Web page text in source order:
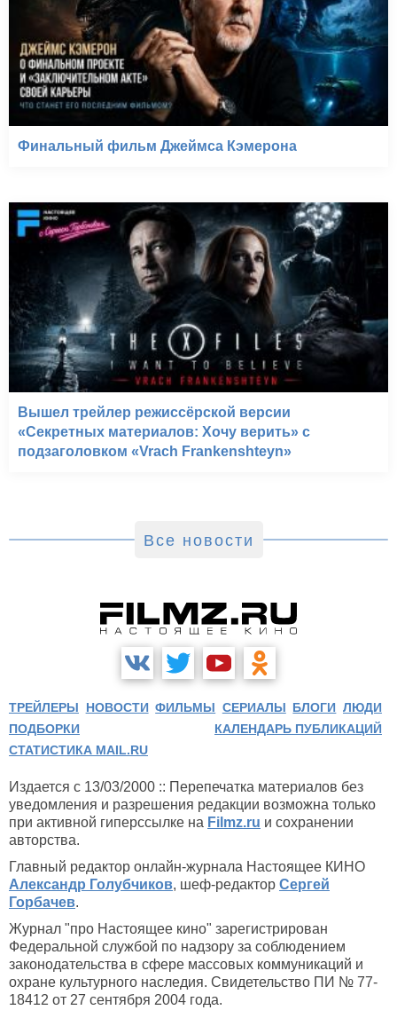
Финальный фильм Джеймса Кэмерона
Вышел трейлер режиссёрской версии
«Секретных материалов: Хочу верить» с
подзаголовком «Vrach Frankenshteyn»
Все новости
ТРЕЙЛЕРЫ НОВОСТИ ФИЛЬМЫ СЕРИАЛЫ БЛОГИ ЛЮДИ
ПОДБОРКИ
КАЛЕНДАРЬ ПУБЛИКАЦИЙ
СТАТИСТИКА MAIL.RU
Издается с 13/03/2000 :: Перепечатка материалов без
уведомления и разрешения редакции возможна только
при активной гиперссылке на Filmz.ru и сохранении
авторства.
Главный редактор онлайн-журнала Настоящее КИНО
Александр Голубчиков, шеф-редактор Сергей
Горбачев.
Журнал "про Настоящее кино" зарегистрирован
Федеральной службой по надзору за соблюдением
законодательства в сфере массовых коммуникаций и
охране культурного наследия. Свидетельство ПИ № 77-
18412 от 27 сентября 2004 года.